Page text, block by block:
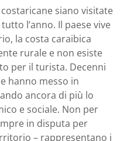
siano visitate
l’anno. Il paese vive
la costa caraibica
rurale e non esiste
per il turista. Decenni
hanno messo in
ancora di più lo
e sociale. Non per
in disputa per
– rappresentano i